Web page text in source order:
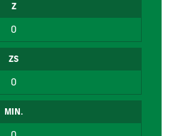
Z
0
ZS
0
MIN.